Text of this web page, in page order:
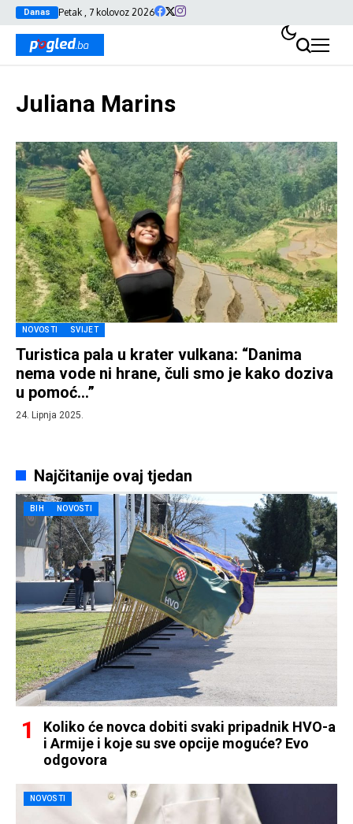
Danas Petak , 7 kolovoz 2026
Juliana Marins
NOVOSTI SVIJET
Turistica pala u krater vulkana: “Danima
nema vode ni hrane, čuli smo je kako doziva
u pomoć…”
24. Lipnja 2025.
Najčitanije ovaj tjedan
BIH NOVOSTI
Koliko će novca dobiti svaki pripadnik HVO-a
i Armije i koje su sve opcije moguće? Evo
odgovora
NOVOSTI